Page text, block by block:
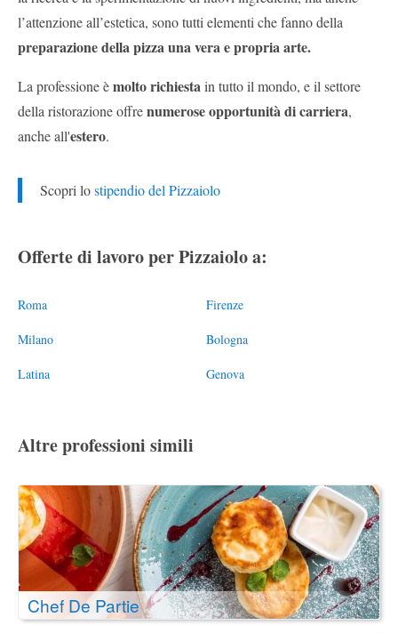
l’attenzione all’estetica, sono tutti elementi che fanno della
preparazione della pizza una vera e propria arte.
La professione èmolto richiestain tutto il mondo, e il settore
della ristorazione offrenumerose opportunità di carriera,
anche all'estero.
Scopri lostipendio del Pizzaiolo
Offerte di lavoro per Pizzaiolo a:
Roma
Milano
Latina
Firenze
Bologna
Genova
Altre professioni simili
Chef De Partie